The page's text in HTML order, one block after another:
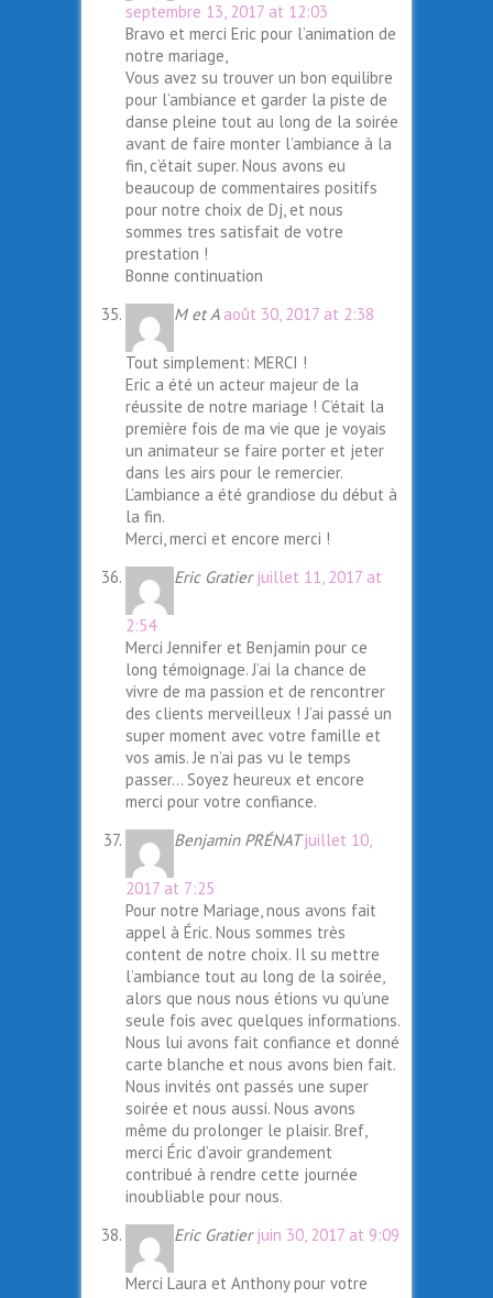
septembre 13, 2017 at 12:03
Bravo et merci Eric pour l’animation de
notre mariage,
Vous avez su trouver un bon equilibre
pour l’ambiance et garder la piste de
danse pleine tout au long de la soirée
avant de faire monter l’ambiance à la
fin, c’était super. Nous avons eu
beaucoup de commentaires positifs
pour notre choix de Dj, et nous
sommes tres satisfait de votre
prestation !
Bonne continuation
M et A août 30, 2017 at 2:38
Tout simplement: MERCI !
Eric a été un acteur majeur de la
réussite de notre mariage ! C’était la
première fois de ma vie que je voyais
un animateur se faire porter et jeter
dans les airs pour le remercier.
L’ambiance a été grandiose du début à
la fin.
Merci, merci et encore merci !
Eric Gratier juillet 11, 2017 at
2:54
Merci Jennifer et Benjamin pour ce
long témoignage. J’ai la chance de
vivre de ma passion et de rencontrer
des clients merveilleux ! J’ai passé un
super moment avec votre famille et
vos amis. Je n’ai pas vu le temps
passer… Soyez heureux et encore
merci pour votre confiance.
Benjamin PRÉNATjuillet 10,
2017 at 7:25
Pour notre Mariage, nous avons fait
appel à Éric. Nous sommes très
content de notre choix. Il su mettre
l’ambiance tout au long de la soirée,
alors que nous nous étions vu qu’une
seule fois avec quelques informations.
Nous lui avons fait confiance et donné
carte blanche et nous avons bien fait.
Nous invités ont passés une super
soirée et nous aussi. Nous avons
même du prolonger le plaisir. Bref,
merci Éric d’avoir grandement
contribué à rendre cette journée
inoubliable pour nous.
Eric Gratier juin 30, 2017 at 9:09
Merci Laura et Anthony pour votre